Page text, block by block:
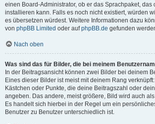
einen Board-Administrator, ob er das Sprachpaket, das
installieren kann. Falls es noch nicht existiert, würden
es übersetzen würdest. Weitere Informationen dazu
von phpBB Limited oder aufphpBB.de gefunden
Nach oben
Was sind das für Bilder, die bei meinem
In der Beitragsansicht können zwei Bilder bei deinem
Eines dieser Bilder ist meist mit deinem Rang
Kästchen oder Punkte, die deine Beitragszahl oder
angeben. Das andere, meist größere, Bild wird auch als
Es handelt sich hierbei in der Regel um ein
Benutzer zu Benutzer unterschiedlich ist.